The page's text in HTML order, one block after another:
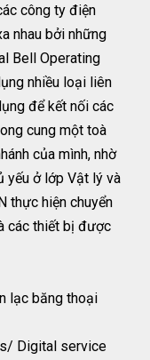
công ty điện
nhau bởi những
Bell Operating
nhiều loại liên
để kết nối các
cung một toà
của mình, nhờ
yếu ở lớp Vật lý và
thực hiện chuyển
các thiết bị được
lạc băng thoại
Digital service